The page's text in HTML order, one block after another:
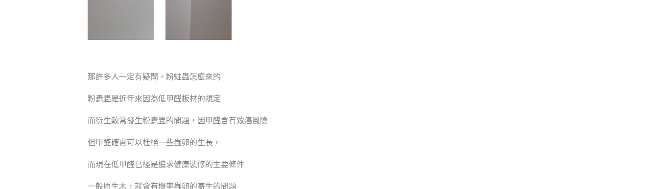
那許多人一定有疑問，粉蛀蟲怎麼來的
粉蠹蟲是近年來因為低甲醛板材的規定
而衍生較常發生粉蠹蟲的問題，因甲醛含有致癌風險
但甲醛確實可以杜絕一些蟲卵的生長，
而現在低甲醛已經是追求健康裝修的主要條件
一般原生木，就會有機率蟲卵的寄生的問題